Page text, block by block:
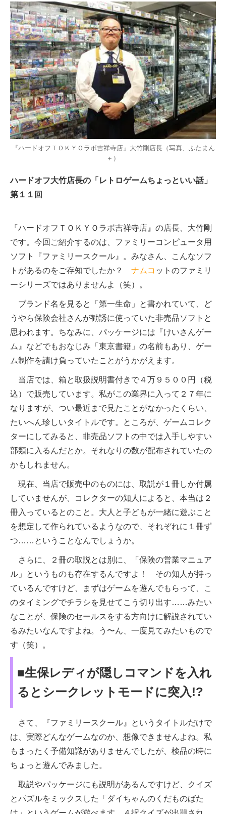
『ハードオフＴＯＫＹＯラボ吉祥寺店』大竹剛店長（写真、ふたまん
＋）
ハードオフ大竹店長の「レトロゲームちょっといい話」
第１１回
『ハードオフＴＯＫＹＯラボ吉祥寺店』の店長、大竹剛
です。今回ご紹介するのは、ファミリーコンピュータ用
ソフト『ファミリースクール』。みなさん、こんなソフ
トがあるのをご存知でしたか？ ナムコ ットのファミリ
ーシリーズではありませんよ（笑）。
ブランド名を見ると「第一生命」と書かれていて、ど
うやら保険会社さんが勧誘に使っていた非売品ソフトと
思われます。ちなみに、パッケージには『けいさんゲー
ム』などでもおなじみ「東京書籍」の名前もあり、ゲー
ム制作を請け負っていたことがうかがえます。
当店では、箱と取扱説明書付きで４万９５００円（税
込）で販売しています。私がこの業界に入って２７年に
なりますが、つい最近まで見たことがなかったくらい、
たいへん珍しいタイトルです。ところが、ゲームコレク
ターにしてみると、非売品ソフトの中では入手しやすい
部類に入るんだとか。それなりの数が配布されていたの
かもしれません。
現在、当店で販売中のものには、取説が１冊しか付属
していませんが、コレクターの知人によると、本当は２
冊入っているとのこと。大人と子どもが一緒に遊ぶこと
を想定して作られているようなので、それぞれに１冊ず
つ……ということなんでしょうか。
さらに、２冊の取説とは別に、「保険の営業マニュア
ル」というものも存在するんですよ！ その知人が持っ
ているんですけど、まずはゲームを遊んでもらって、こ
のタイミングでチラシを見せてこう切り出す……みたい
なことが、保険のセールスをする方向けに解説されてい
るみたいなんですよね。う〜ん、一度見てみたいもので
す（笑）。
■生保レディが隠しコマンドを入れ
るとシークレットモードに突入!?
さて、『ファミリースクール』というタイトルだけで
は、実際どんなゲームなのか、想像できませんよね。私
もまったく予備知識がありませんでしたが、検品の時に
ちょっと遊んでみました。
取説やパッケージにも説明があるんですけど、クイズ
とパズルをミックスした「ダイちゃんのくだものばた